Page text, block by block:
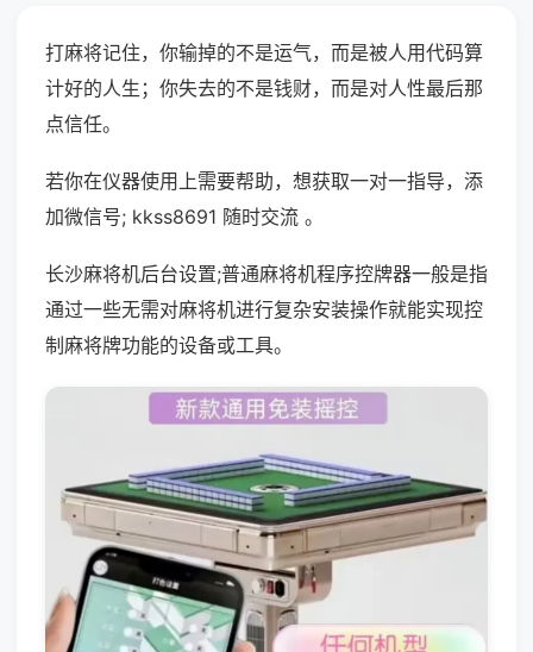
打麻将记住，你输掉的不是运气，而是被人用代码算
计好的人生；你失去的不是钱财，而是对人性最后那
点信任。
若你在仪器使用上需要帮助，想获取一对一指导，添
加微信号; kkss8691 随时交流 。
长沙麻将机后台设置;普通麻将机程序控牌器一般是指
通过一些无需对麻将机进行复杂安装操作就能实现控
制麻将牌功能的设备或工具。